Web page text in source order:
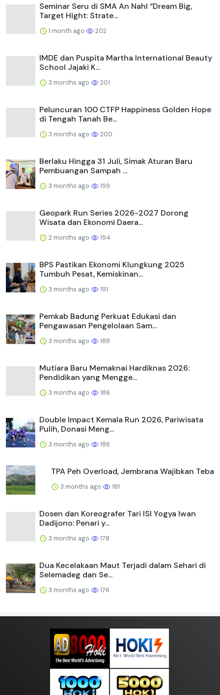
Seminar Seru di SMA An Nahl “Dream Big,
Target Hight: Strate...
1 month ago 202
IMDE dan Puspita Martha International Beauty
School Jajaki K...
3 months ago 201
Peluncuran 100 CTFP Happiness Golden Hope
di Tengah Tanah Be...
3 months ago 200
Berlaku Hingga 31 Juli, Simak Aturan Baru
Pembuangan Sampah ...
3 months ago 199
Geopark Run Series 2026-2027 Dorong
Wisata dan Ekonomi Daera...
2 months ago 194
BPS Pastikan Ekonomi Klungkung 2025
Tumbuh Pesat, Kemiskinan...
3 months ago 191
Pemkab Badung Perkuat Edukasi dan
Pengawasan Pengelolaan Sam...
3 months ago 188
Mutiara Baru Memaknai Hardiknas 2026:
Pendidikan yang Mengge...
3 months ago 186
Double Impact Kemala Run 2026, Pariwisata
Pulih, Donasi Meng...
3 months ago 186
TPA Peh Overload, Jembrana Wajibkan Teba
3 months ago 181
Dosen dan Koreografer Tari ISI Yogya Iwan
Dadijono: Penari y...
3 months ago 178
Dua Kecelakaan Maut Terjadi dalam Sehari di
Selemadeg dan Se...
3 months ago 176